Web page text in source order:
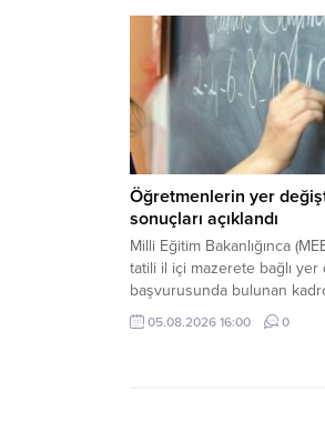
Öğretmenlerin yer
sonuçları açıklandı
Milli Eğitim Bakanlığınca
tatili il içi mazerete bağlı
başvurusunda bulunan
öğretmenlerin atama
05.08.2026 16:00 0